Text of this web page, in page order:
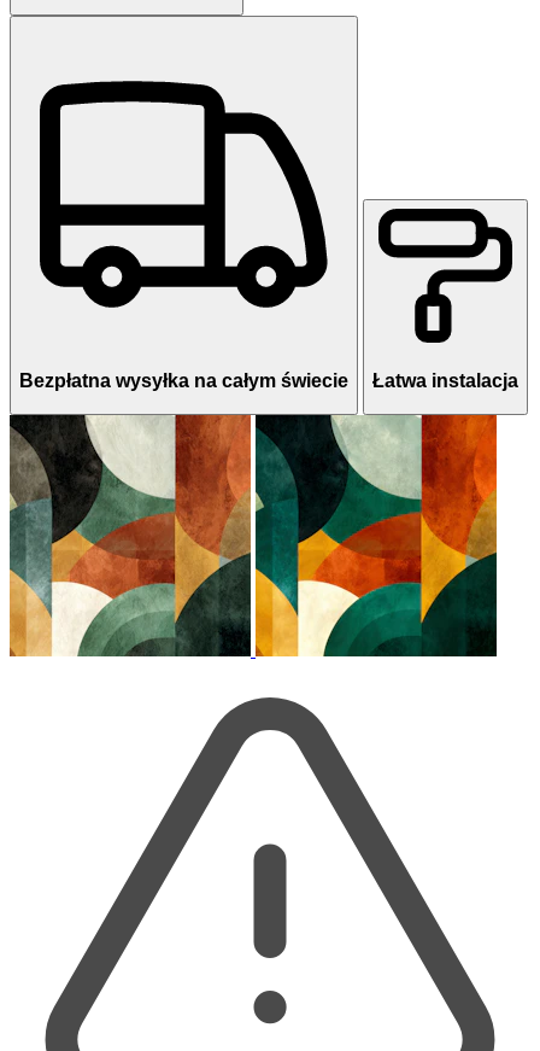
Bezpłatna wysyłka na całym świecie Łatwa instalacja